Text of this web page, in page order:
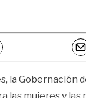
la Gobernación